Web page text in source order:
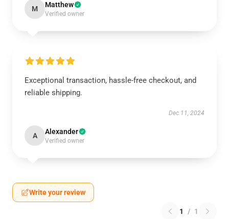
M Matthew
Verified owner
Exceptional transaction, hassle-free checkout, and
reliable shipping.
Dec 11, 2024
A Alexander
Verified owner
Write your review
1 / 1